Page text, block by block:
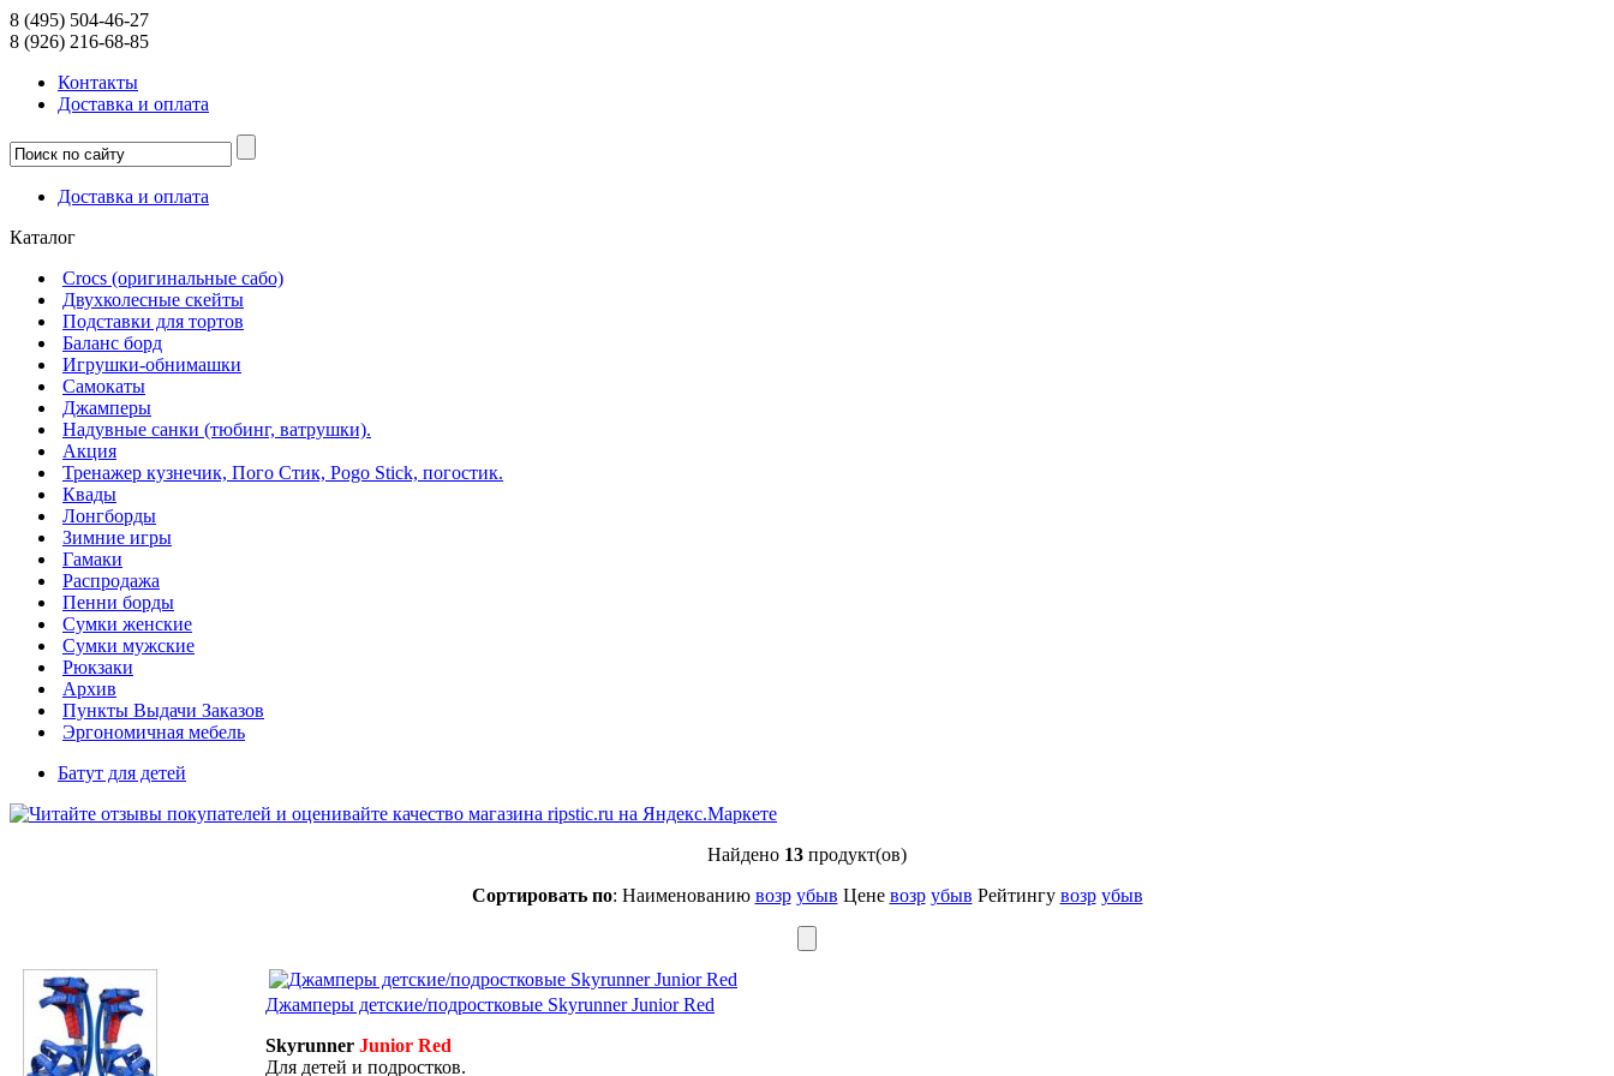
8 (495) 504-46-27
8 (926) 216-68-85
Контакты
Доcтавка и оплата
Доcтавка и оплата
Каталог
Crocs (оригинальные сабо)
Двухколесные скейты
Подставки для тортов
Баланс борд
Игрушки-обнимашки
Самокаты
Джамперы
Надувные санки (тюбинг, ватрушки).
Акция
Тренажер кузнечик, Пого Стик, Pogo Stick, погостик.
Квады
Лонгборды
Зимние игры
Гамаки
Распродажа
Пенни борды
Сумки женские
Сумки мужские
Рюкзаки
Архив
Пункты Выдачи Заказов
Эргономичная мебель
Батут для детей
Найдено 13 продукт(ов)
Сортировать по: Наименованию возр убыв Цене возр убыв Рейтингу возр убыв
Джамперы детские/подростковые Skyrunner Junior Red
Skyrunner Junior Red
Для детей и подростков.